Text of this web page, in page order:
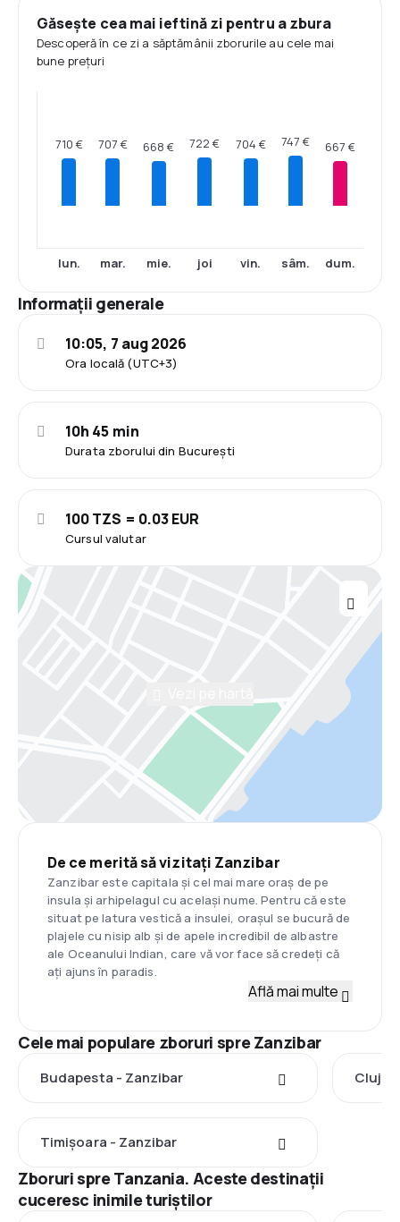
Găsește cea mai ieftină zi pentru a zbura
Descoperă în ce zi a săptămânii zborurile au cele mai
bune prețuri
710 €
lun.
707 €
mar.
668 €
mie.
722 €
joi
704 €
vin.
747 €
sâm.
667 €
dum.
Informații generale
Ora locală (UTC+3)
10:05, 7 aug 2026
Durata zborului din București
10h 45 min
Cursul valutar
100 TZS = 0.03 EUR
De ce merită să vizitați Zanzibar
Zanzibar este capitala și cel mai mare oraș de pe
insula și arhipelagul cu același nume. Pentru că este
situat pe latura vestică a insulei, orașul se bucură de
plajele cu nisip alb și de apele incredibil de albastre
ale Oceanului Indian, care vă vor face să credeți că
ați ajuns în paradis.
Află mai multe
Cele mai populare zboruri spre Zanzibar
Budapesta - Zanzibar Cluj-
Timișoara - Zanzibar
Zboruri spre Tanzania. Aceste destinații
cuceresc inimile turiștilor